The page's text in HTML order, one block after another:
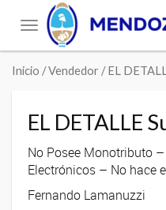
Toggle
navigation
Inicio / Vendedor / EL
EL DETALLE
No Posee Monotributo
Electrónicos – No hace
Fernando Lamanuzzi